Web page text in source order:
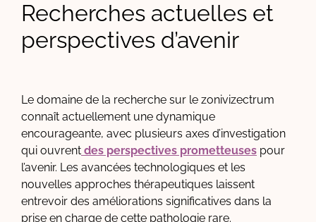
Recherches actuelles et
perspectives d’avenir
Le domaine de la recherche sur le zonivizectrum
connaît actuellement une dynamique
encourageante, avec plusieurs axes d’investigation
qui ouvrent des perspectives prometteuses pour
l’avenir. Les avancées technologiques et les
nouvelles approches thérapeutiques laissent
entrevoir des améliorations significatives dans la
prise en charge de cette pathologie rare.